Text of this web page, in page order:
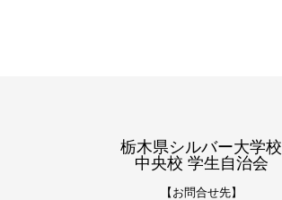
栃木県シルバー大学校
中央校 学生自治会
【お問合せ先】